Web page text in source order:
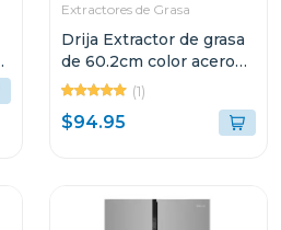
Extractores de Grasa
Drija Extractor de grasa
de 60.2cm color acero
compatto(1)
$94.95